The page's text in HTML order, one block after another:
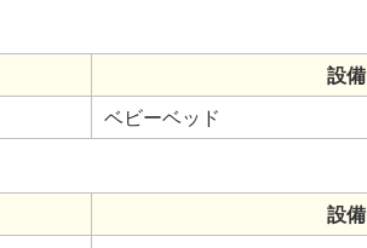
設備
ベビーベッド
設備